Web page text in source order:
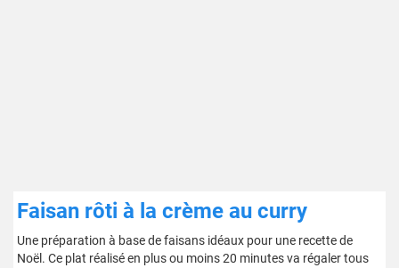
Faisan rôti à la crème au curry
Une préparation à base de faisans idéaux pour une recette de
Noël. Ce plat réalisé en plus ou moins 20 minutes va régaler tous